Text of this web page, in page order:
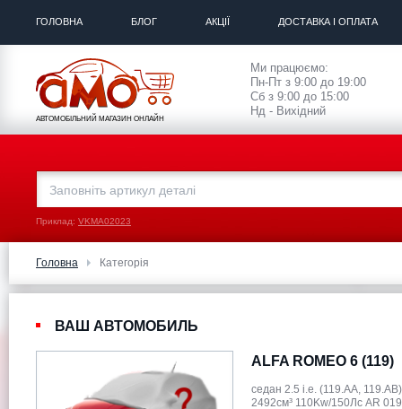
ГОЛОВНА БЛОГ АКЦІЇ ДОСТАВКА І ОПЛАТА
АВТОМОБІЛЬНИЙ МАГАЗИН ОНЛАЙН
Ми працюємо:
Пн-Пт з 9:00 до 19:00
Сб з 9:00 до 15:00
Нд - Вихідний
Приклад: VKMA02023
Головна Категорія
ВАШ АВТОМОБИЛЬ
ALFA ROMEO 6 (119)
седан 2.5 i.e. (119.AA,
2492см³ 110Kw/150Лс AR